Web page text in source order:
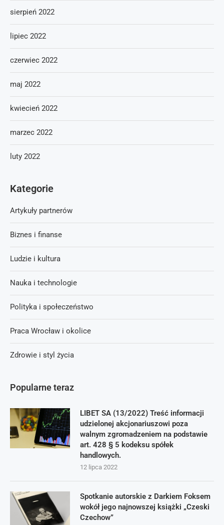
Popularne teraz
LIBET SA (13/2022) Treść informacji
udzielonej akcjonariuszowi poza
walnym zgromadzeniem na podstawie
art. 428 § 5 kodeksu spółek
handlowych.
12 lipca 2022
Spotkanie autorskie z Darkiem Foksem
wokół jego najnowszej książki „Czeski
Czechow”
sierpień 2022
lipiec 2022
czerwiec 2022
maj 2022
kwiecień 2022
marzec 2022
luty 2022
Kategorie
Artykuły partnerów
Biznes i finanse
Ludzie i kultura
Nauka i technologie
Polityka i społeczeństwo
Praca Wrocław i okolice
Zdrowie i styl życia